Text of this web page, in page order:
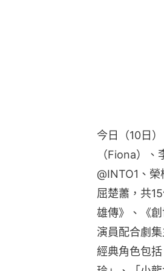
今日（10日
（Fiona）
@INTO1、
屈楚蕭，共
雄傳》、《
演員配合劇
經典角色包